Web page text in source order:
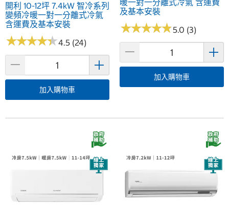
開利 10-12坪 7.4kW 智冷系列
變頻冷暖一對一分離式冷氣
含運費及基本安裝
★★★★★
★★★★★4.5 (24)
加入購物車
暖一對一分離式冷氣 含運費
及基本安裝
★★★★★
★★★★★5.0 (3)
加入購物車